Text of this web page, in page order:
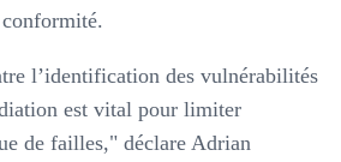
l’identification des vulnérabilités
est vital pour limiter
de failles," déclare Adrian